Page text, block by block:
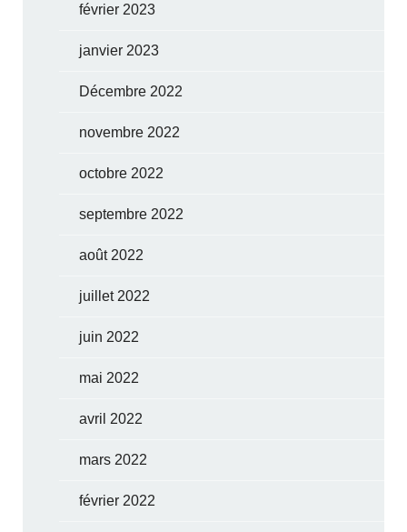
février 2023
janvier 2023
Décembre 2022
novembre 2022
octobre 2022
septembre 2022
août 2022
juillet 2022
juin 2022
mai 2022
avril 2022
mars 2022
février 2022